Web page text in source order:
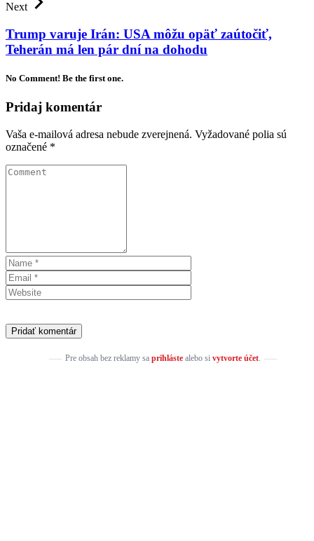
Next
Trump varuje Irán: USA môžu opäť zaútočiť,
Teherán má len pár dní na dohodu
No Comment! Be the first one.
Pridaj komentár
Vaša e-mailová adresa nebude zverejnená. Vyžadované polia sú
označené *
Pre obsah bez reklamy sa prihlástealebo si vytvorte účet.